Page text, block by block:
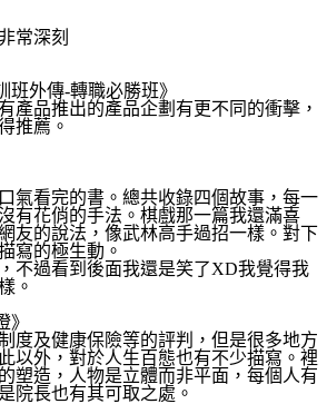
常深刻
班外傳-轉職必勝班》
產品推出的產品企劃有更不同的衝擊 ，
推薦。
氣看完的書。總共收錄四個故事，每一
有花俏的手法。棋戲那一篇我還滿喜
友的說法，像武林高手過招一樣。 對下
寫的極生動。
不過看到後面我還是笑了XD我覺得我
。
》
度及健康保險等的評判，但是很多地方
以外，對於人生百態也有不少描寫 。裡
塑造，人物是立體而非平面，每個人有
院長也有其可取之處。